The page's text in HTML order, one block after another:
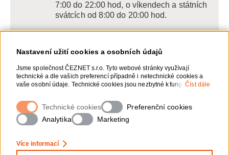
Nastavení užití cookies a osobních údajů
Jsme společnost ČEZNET s.r.o. Tyto webové stránky využívají
technické a dle vašich preferencí případně i netechnické cookies a
vaše osobní údaje. Technické cookies jsou nezbytné k fungování
webové stránky vašim preferencím, k personalizaci reklam a
analytice. Pro sběr a zpracování netechnických cookies a vašich
osobních údajů, nám můžete udělit souhlas. Bližší informace o vašich
právech, zpracování osobních údajů, včetně možnosti odvolání
Číst dále
Technické cookies
Preferenční cookies
Analytika
Marketing
Více informací
7:00 do 22:00 hod, o víkendech a státních
svátcích od 8:00 do 20:00 hod.
Napište nám
POSLAT VZKAZ
Zanechte nám vzkaz online, my se vám
ozveme zpět